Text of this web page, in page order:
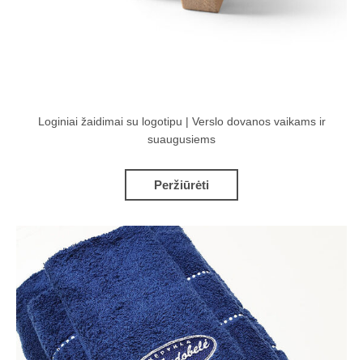
Loginiai žaidimai su logotipu | Verslo dovanos vaikams ir
suaugusiems
Peržiūrėti